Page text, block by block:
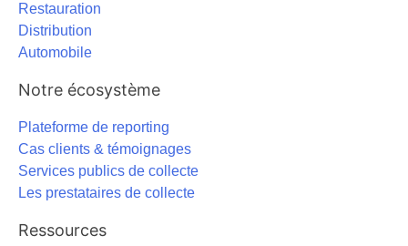
Restauration
Distribution
Automobile
Notre écosystème
Plateforme de reporting
Cas clients & témoignages
Services publics de collecte
Les prestataires de collecte
Ressources